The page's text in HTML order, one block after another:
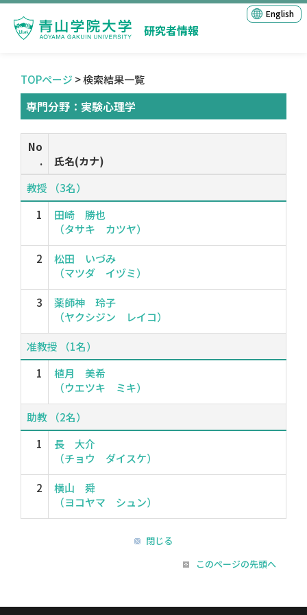
研究者情報
English
TOPページ > 検索結果一覧
専門分野：実験心理学
No
.
氏名(カナ)
教授 （3名）
1
田崎 勝也
（タサキ カツヤ）
2
松田 いづみ
（マツダ イヅミ）
3
薬師神 玲子
（ヤクシジン レイコ）
准教授 （1名）
1
植月 美希
（ウエツキ ミキ）
助教 （2名）
1
長 大介
（チョウ ダイスケ）
2
横山 舜
（ヨコヤマ シュン）
閉じる
このページの先頭へ